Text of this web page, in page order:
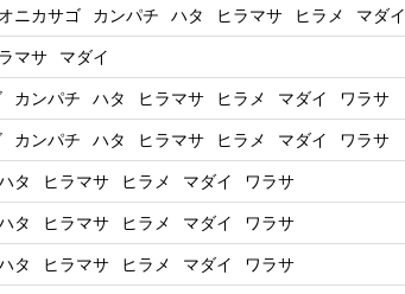
オニカサゴ カンパチ ハタ ヒラマサ ヒラメ マダイ
マサ マダイ
カンパチ ハタ ヒラマサ ヒラメ マダイ ワラサ
カンパチ ハタ ヒラマサ ヒラメ マダイ ワラサ
タ ヒラマサ ヒラメ マダイ ワラサ
タ ヒラマサ ヒラメ マダイ ワラサ
タ ヒラマサ ヒラメ マダイ ワラサ